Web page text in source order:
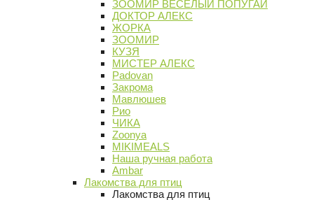
ЗООМИР ВЕСЕЛЫЙ ПОПУГАЙ
ДОКТОР АЛЕКС
ЖОРКА
ЗООМИР
КУЗЯ
МИСТЕР АЛЕКС
Padovan
Закрома
Мавлюшев
Рио
ЧИКА
Zoonya
MIKIMEALS
Наша ручная работа
Ambar
Лакомства для птиц
Лакомства для птиц